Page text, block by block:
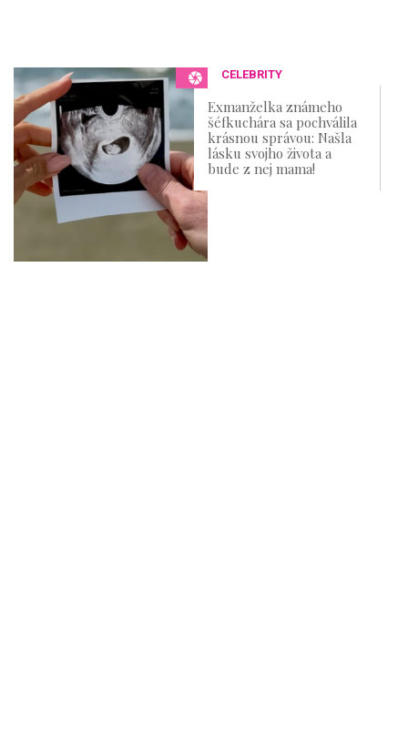
CELEBRITY
Exmanželka známeho
šéfkuchára sa pochválila
krásnou správou: Našla
lásku svojho života a
bude z nej mama!